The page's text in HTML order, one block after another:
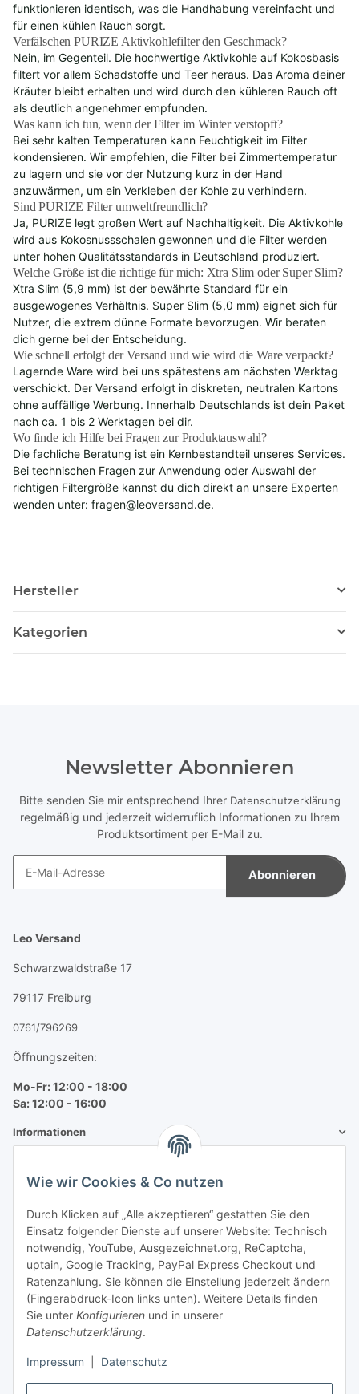
Wie wir Cookies & Co nutzen
Durch Klicken auf „Alle akzeptieren“ gestatten Sie den
Einsatz folgender Dienste auf unserer Website: Technisch
notwendig, YouTube, Ausgezeichnet.org, ReCaptcha,
uptain, Google Tracking, PayPal Express Checkout und
Ratenzahlung. Sie können die Einstellung jederzeit ändern
(Fingerabdruck-Icon links unten). Weitere Details finden
Sie unter Konfigurieren und in unserer
Datenschutzerklärung.
Impressum Datenschutz
funktionieren identisch, was die Handhabung vereinfacht und
für einen kühlen Rauch sorgt.
Verfälschen PURIZE Aktivkohlefilter den Geschmack?
Nein, im Gegenteil. Die hochwertige Aktivkohle auf Kokosbasis
filtert vor allem Schadstoffe und Teer heraus. Das Aroma deiner
Kräuter bleibt erhalten und wird durch den kühleren Rauch oft
als deutlich angenehmer empfunden.
Was kann ich tun, wenn der Filter im Winter verstopft?
Bei sehr kalten Temperaturen kann Feuchtigkeit im Filter
kondensieren. Wir empfehlen, die Filter bei Zimmertemperatur
zu lagern und sie vor der Nutzung kurz in der Hand
anzuwärmen, um ein Verkleben der Kohle zu verhindern.
Sind PURIZE Filter umweltfreundlich?
Ja, PURIZE legt großen Wert auf Nachhaltigkeit. Die Aktivkohle
wird aus Kokosnussschalen gewonnen und die Filter werden
unter hohen Qualitätsstandards in Deutschland produziert.
Welche Größe ist die richtige für mich: Xtra Slim oder Super Slim?
Xtra Slim (5,9 mm) ist der bewährte Standard für ein
ausgewogenes Verhältnis. Super Slim (5,0 mm) eignet sich für
Nutzer, die extrem dünne Formate bevorzugen. Wir beraten
dich gerne bei der Entscheidung.
Wie schnell erfolgt der Versand und wie wird die Ware verpackt?
Lagernde Ware wird bei uns spätestens am nächsten Werktag
verschickt. Der Versand erfolgt in diskreten, neutralen Kartons
ohne auffällige Werbung. Innerhalb Deutschlands ist dein Paket
nach ca. 1 bis 2 Werktagen bei dir.
Wo finde ich Hilfe bei Fragen zur Produktauswahl?
Die fachliche Beratung ist ein Kernbestandteil unseres Services.
Bei technischen Fragen zur Anwendung oder Auswahl der
richtigen Filtergröße kannst du dich direkt an unsere Experten
wenden unter: fragen@leoversand.de.
Hersteller
Kategorien
Newsletter Abonnieren
Bitte senden Sie mir entsprechend Ihrer Datenschutzerklärung
regelmäßig und jederzeit widerruflich Informationen zu Ihrem
Produktsortiment per E-Mail zu.
Abonnieren
Leo Versand
Schwarzwaldstraße 17
79117 Freiburg
0761/796269
Öffnungszeiten:
Mo-Fr: 12:00 - 18:00
Sa: 12:00 - 16:00
Informationen
Mehr über
Bequem zahlen